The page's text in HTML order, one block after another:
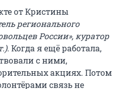
от Кристины
регионального
России», куратор
. Когда я ещё работала,
с ними,
акциях. Потом
связь не